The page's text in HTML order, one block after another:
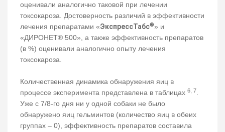
оценивали аналогично таковой при лечении
токсокароза. Достоверность различий в эффективности
лечения препаратами «ЭкспрессТабс®» и
«ДИРОНЕТ® 500», а также эффективность препаратов
(в %) оценивали аналогично опыту лечения
токсокароза.
Количественная динамика обнаружения яиц в
процессе эксперимента представлена в таблицах 6, 7.
Уже с 7/8-го дня ни у одной собаки не было
обнаружено яиц гельминтов (количество яиц в обеих
группах – 0), эффективность препаратов составила